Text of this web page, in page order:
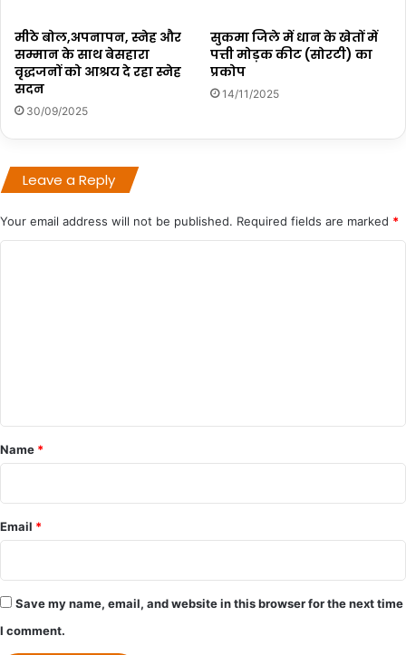
मीठे बोल,अपनापन, स्नेह और
सम्मान के साथ बेसहारा
वृद्धजनों को आश्रय दे रहा स्नेह
सदन
30/09/2025
सुकमा जिले में धान के खेतों में
पत्ती मोड़क कीट (सोरटी) का
प्रकोप
14/11/2025
Leave a Reply
Your email address will not be published. Required fields are marked *
*
Name *
Email *
Save my name, email, and website in this browser for the next time
I comment.